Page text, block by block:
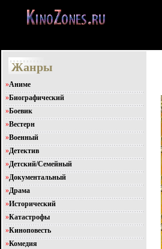
Жанры
»Аниме
»Биографический
»Боевик
»Вестерн
»Военный
»Детектив
»Детский/Семейный
»Документальный
»Драма
»Исторический
»Катастрофы
»Киноповесть
»Комедия